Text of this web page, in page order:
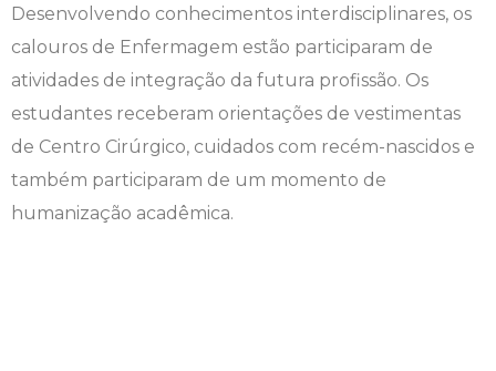
Desenvolvendo conhecimentos interdisciplinares, os
calouros de Enfermagem estão participaram de
atividades de integração da futura profissão. Os
estudantes receberam orientações de vestimentas
de Centro Cirúrgico, cuidados com recém-nascidos e
também participaram de um momento de
humanização acadêmica.
Enfermagem
Engenharia Agronômica
Engenharia de Software
Calendário de Provas
Carteirinha de Estudante
Ensalamento
Comitê de Ética em Pesquisa
Diploma Digital
Editais